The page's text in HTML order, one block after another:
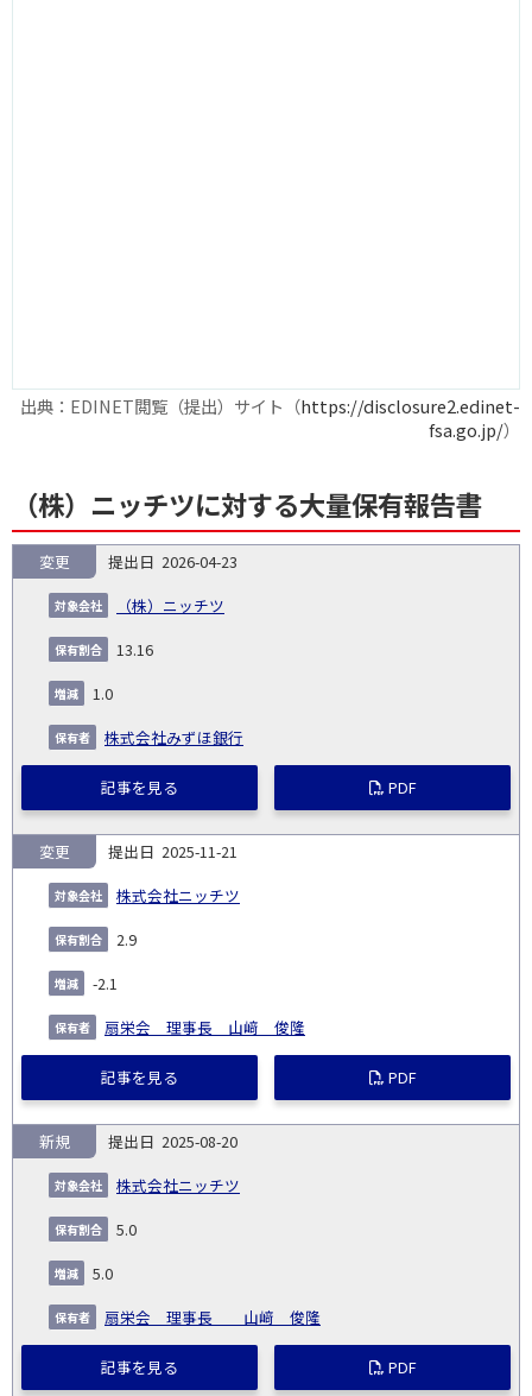
出典：EDINET閲覧（提出）サイト（https://disclosure2.edinet-
fsa.go.jp/）
（株）ニッチツに対する大量保有報告書
NO.
告
義
務
発
生
日
提
日
証券
対
2026-04-23
（株）ニッチツ
変更
13.16
1.0
株式会社みずほ銀行
記事を見る PDF
2025-11-21
株式会社ニッチツ
変更
2.9
-2.1
扇栄会 理事長 山﨑 俊隆
記事を見る PDF
2025-08-20
株式会社ニッチツ
新規
5.0
5.0
扇栄会 理事長 山﨑 俊隆
記事を見る PDF